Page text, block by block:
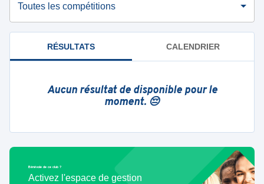
Toutes les compétitions
RÉSULTATS CALENDRIER
Aucun résultat de disponible pour le
moment. 😔
Bénévole de ce club ?
Activez l'espace de gestion